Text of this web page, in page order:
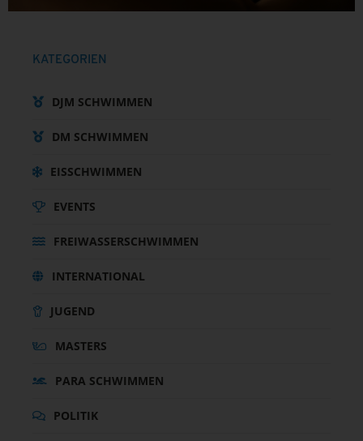
KATEGORIEN
DJM SCHWIMMEN
DM SCHWIMMEN
EISSCHWIMMEN
EVENTS
FREIWASSERSCHWIMMEN
INTERNATIONAL
JUGEND
MASTERS
PARA SCHWIMMEN
POLITIK